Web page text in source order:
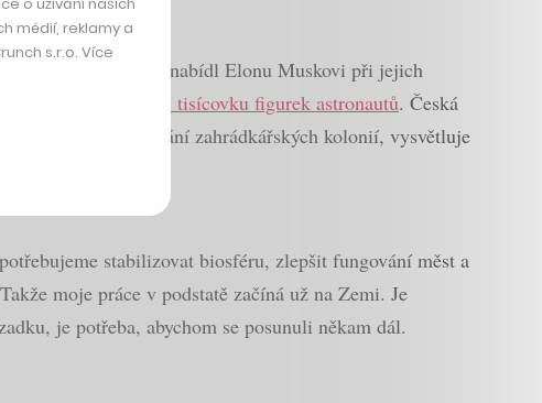
ESA a své služby nabídl Elonu Muskovi při jejich
dostat do stratosféry tisícovku figurek astronautů. Česká
i naše zakládání zahrádkářských kolonií, vysvětluje
stabilizovat biosféru, zlepšit fungování měst a
moje práce v podstatě začíná už na Zemi. Je
je potřeba, abychom se posunuli někam dál.
médií, reklamy a
s.r.o. Více